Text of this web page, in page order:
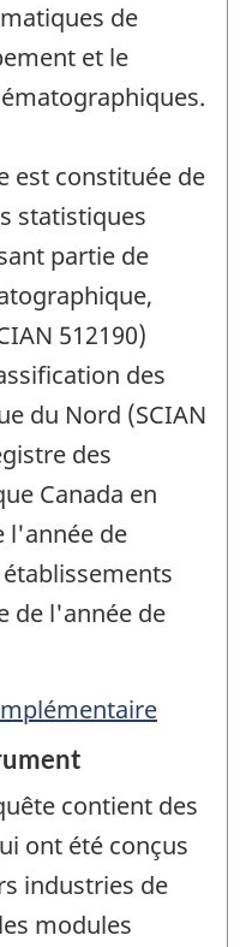
de
et le
est constituée de
statistiques
partie de
512190)
des
du Nord (SCIAN
des
Canada en
l'année de
de l'année de
contient des
ont été conçus
industries de
modules